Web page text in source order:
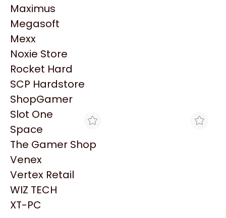
NVIDIA GeForce
NZXT
PNY
Palit
Philips
PowerColor
Razer
Redragon
Samsung
Sandisk
Sapphire
Seagate
Sentey
Solarmax
Maximus
Megasoft
Mexx
Noxie Store
Rocket Hard
SCP Hardstore
ShopGamer
Slot One
Space
The Gamer Shop
Venex
Vertex Retail
WIZ TECH
XT-PC
Productos
Similares
Explorá más productos similares
MAX TECNO
PC ECOVISION GAMER
INTEL I5-14400F + 32GB +